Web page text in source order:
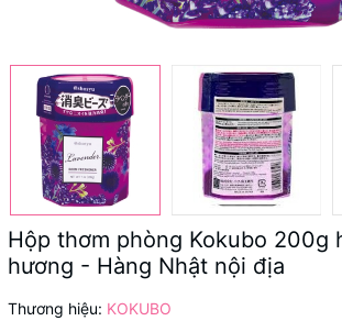
Hộp thơm phòng Kokubo 200g
hương - Hàng Nhật nội địa
Thương hiệu: KOKUBO